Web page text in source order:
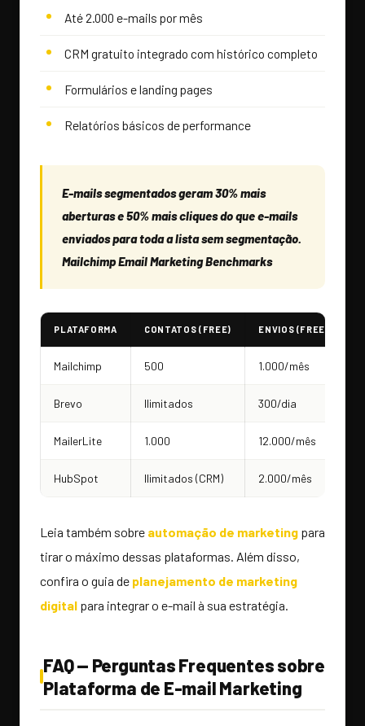
Até 2.000 e-mails por mês
CRM gratuito integrado com histórico completo
Formulários e landing pages
Relatórios básicos de performance
E-mails segmentados geram 30% mais
aberturas e 50% mais cliques do que e-mails
enviados para toda a lista sem segmentação.
Mailchimp Email Marketing Benchmarks
PLATAFORMA CONTATOS (FREE) ENVIOS (FREE)
Mailchimp 500 1.000/mês
Brevo Ilimitados 300/dia
MailerLite 1.000 12.000/mês
HubSpot Ilimitados (CRM) 2.000/mês
Leia também sobre automação de marketing para
tirar o máximo dessas plataformas. Além disso,
confira o guia de planejamento de marketing
digital para integrar o e-mail à sua estratégia.
FAQ — Perguntas Frequentes sobre
Plataforma de E-mail Marketing